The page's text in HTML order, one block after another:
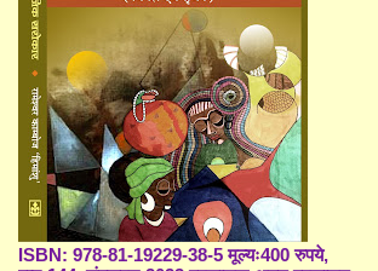
ISBN: 978-81-19229-38-5 मूल्यः400 रुपये,